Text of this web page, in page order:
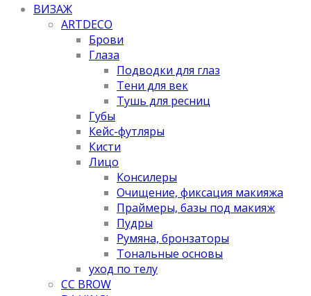
ВИЗАЖ
ARTDECO
Брови
Глаза
Подводки для глаз
Тени для век
Тушь для ресниц
Губы
Кейс-футляры
Кисти
Лицо
Консилеры
Очищение, фиксация макияжа
Праймеры, базы под макияж
Пудры
Румяна, бронзаторы
Тональные основы
уход по телу
CC BROW